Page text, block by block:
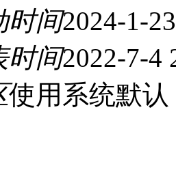
时间2024-1-
时间2022-7-4
使用系统默认